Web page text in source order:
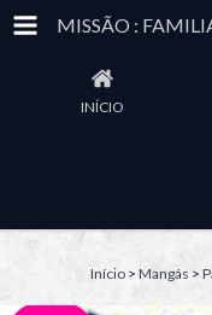
MISSÃO :
INÍCIO
Início > Mangás >